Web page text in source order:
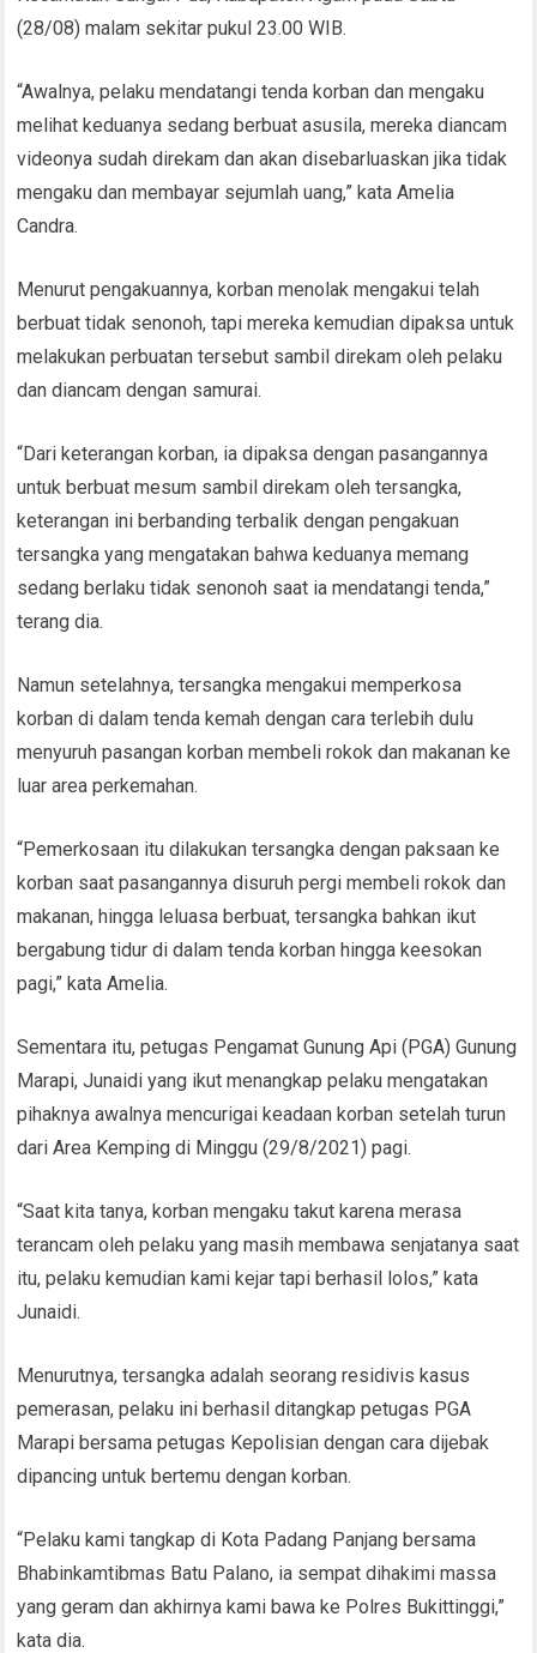
(28/08) malam sekitar pukul 23.00 WIB.
“Awalnya, pelaku mendatangi tenda korban dan mengaku
melihat keduanya sedang berbuat asusila, mereka diancam
videonya sudah direkam dan akan disebarluaskan jika tidak
mengaku dan membayar sejumlah uang,” kata Amelia
Candra.
Menurut pengakuannya, korban menolak mengakui telah
berbuat tidak senonoh, tapi mereka kemudian dipaksa untuk
melakukan perbuatan tersebut sambil direkam oleh pelaku
dan diancam dengan samurai.
“Dari keterangan korban, ia dipaksa dengan pasangannya
untuk berbuat mesum sambil direkam oleh tersangka,
keterangan ini berbanding terbalik dengan pengakuan
tersangka yang mengatakan bahwa keduanya memang
sedang berlaku tidak senonoh saat ia mendatangi tenda,”
terang dia.
Namun setelahnya, tersangka mengakui memperkosa
korban di dalam tenda kemah dengan cara terlebih dulu
menyuruh pasangan korban membeli rokok dan makanan ke
luar area perkemahan.
“Pemerkosaan itu dilakukan tersangka dengan paksaan ke
korban saat pasangannya disuruh pergi membeli rokok dan
makanan, hingga leluasa berbuat, tersangka bahkan ikut
bergabung tidur di dalam tenda korban hingga keesokan
pagi,” kata Amelia.
Sementara itu, petugas Pengamat Gunung Api (PGA) Gunung
Marapi, Junaidi yang ikut menangkap pelaku mengatakan
pihaknya awalnya mencurigai keadaan korban setelah turun
dari Area Kemping di Minggu (29/8/2021) pagi.
“Saat kita tanya, korban mengaku takut karena merasa
terancam oleh pelaku yang masih membawa senjatanya saat
itu, pelaku kemudian kami kejar tapi berhasil lolos,” kata
Junaidi.
Menurutnya, tersangka adalah seorang residivis kasus
pemerasan, pelaku ini berhasil ditangkap petugas PGA
Marapi bersama petugas Kepolisian dengan cara dijebak
dipancing untuk bertemu dengan korban.
“Pelaku kami tangkap di Kota Padang Panjang bersama
Bhabinkamtibmas Batu Palano, ia sempat dihakimi massa
yang geram dan akhirnya kami bawa ke Polres Bukittinggi,”
kata dia.